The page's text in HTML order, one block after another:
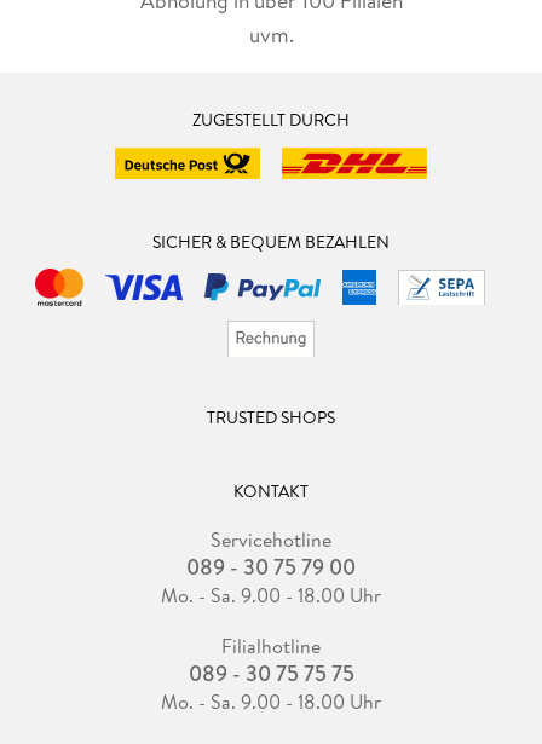
uvm.
ZUGESTELLT DURCH
SICHER & BEQUEM BEZAHLEN
TRUSTED SHOPS
KONTAKT
Servicehotline
089 - 30 75 79 00
Mo. - Sa. 9.00 - 18.00 Uhr
Filialhotline
089 - 30 75 75 75
Mo. - Sa. 9.00 - 18.00 Uhr